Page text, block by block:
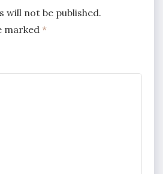
will not be published.
marked *